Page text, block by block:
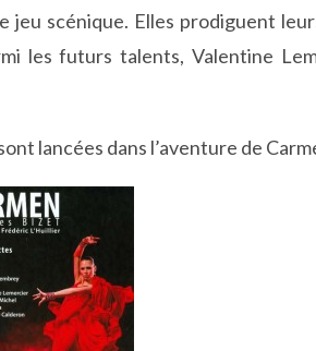
scénique. Elles prodiguent
les futurs talents, Valentine
lancées dans l’aventure de